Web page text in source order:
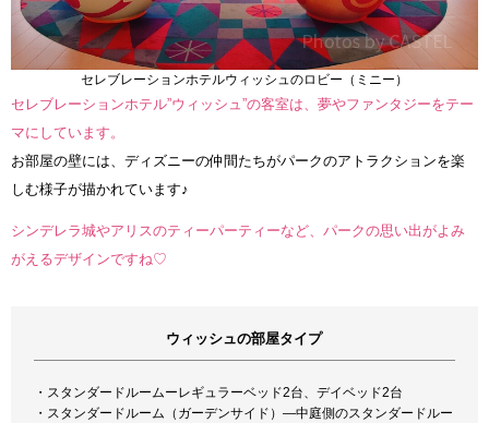
セレブレーションホテルウィッシュのロビー（ミニー）
セレブレーションホテル”ウィッシュ”の客室は、夢やファンタジーをテー
マにしています。
お部屋の壁には、ディズニーの仲間たちがパークのアトラクションを楽
しむ様子が描かれています♪
シンデレラ城やアリスのティーパーティーなど、パークの思い出がよみ
がえるデザインですね♡
ウィッシュの部屋タイプ
・スタンダードルームーレギュラーベッド2台、デイベッド2台
・スタンダードルーム（ガーデンサイド）―中庭側のスタンダードルー